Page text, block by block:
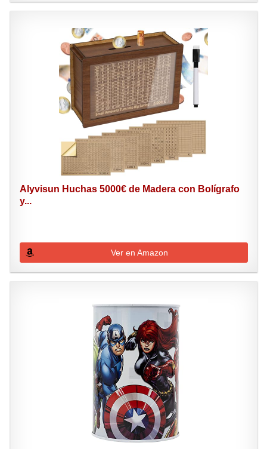
Alyvisun Huchas 5000€ de Madera con Bolígrafo
y...
Ver en Amazon